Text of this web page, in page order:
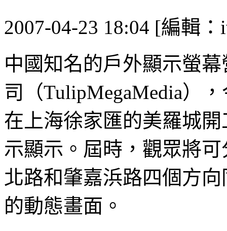
2007-04-23 18:04 [編輯：
中國知名的戶外顯示螢
司（TulipMegaMedia）
在上海徐家匯的美羅城
示顯示。屆時，觀眾將
北路和肇嘉浜路四個方
的動態畫面。